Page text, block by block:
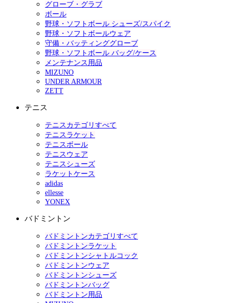
グローブ・グラブ
ボール
野球・ソフトボール シューズ/スパイク
野球・ソフトボールウェア
守備・バッティンググローブ
野球・ソフトボール バッグ/ケース
メンテナンス用品
MIZUNO
UNDER ARMOUR
ZETT
テニス
テニスカテゴリすべて
テニスラケット
テニスボール
テニスウェア
テニスシューズ
ラケットケース
adidas
ellesse
YONEX
バドミントン
バドミントンカテゴリすべて
バドミントンラケット
バドミントンシャトルコック
バドミントンウェア
バドミントンシューズ
バドミントンバッグ
バドミントン用品